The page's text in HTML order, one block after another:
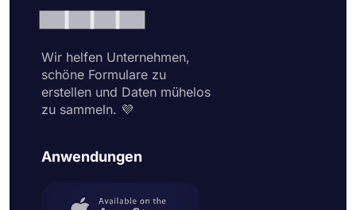
Wir helfen Unternehmen,
schöne Formulare zu
erstellen und Daten mühelos
zu sammeln. 💜
Anwendungen